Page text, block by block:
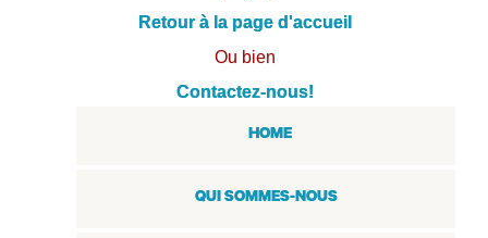
Retour à la page d'accueil
Ou bien
Contactez-nous!
HOME
QUI SOMMES-NOUS